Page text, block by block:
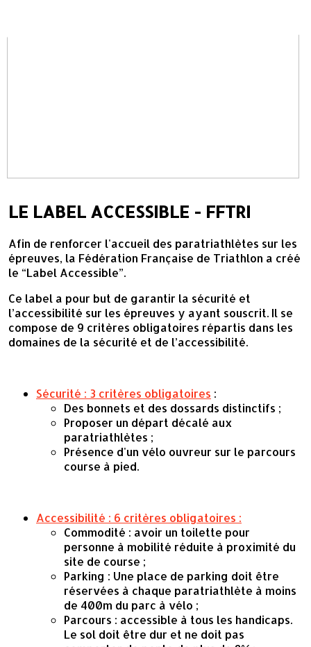
LE LABEL ACCESSIBLE - FFTRI
Afin de renforcer l'accueil des paratriathlètes sur les
épreuves, la Fédération Française de Triathlon a créé
le “Label Accessible”.
Ce label a pour but de garantir la sécurité et
l’accessibilité sur les épreuves y ayant souscrit. Il se
compose de 9 critères obligatoires répartis dans les
domaines de la sécurité et de l’accessibilité.
Sécurité : 3 critères obligatoires :
Des bonnets et des dossards distinctifs ;
Proposer un départ décalé aux
paratriathlètes ;
Présence d'un vélo ouvreur sur le parcours
course à pied.
Accessibilité : 6 critères obligatoires :
Commodité : avoir un toilette pour
personne à mobilité réduite à proximité du
site de course ;
Parking : Une place de parking doit être
réservées à chaque paratriathlète à moins
de 400m du parc à vélo ;
Parcours : accessible à tous les handicaps.
Le sol doit être dur et ne doit pas